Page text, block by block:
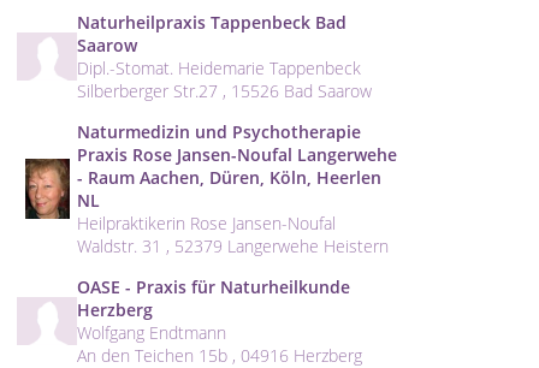
Naturheilpraxis Tappenbeck Bad
Saarow
Dipl.-Stomat. Heidemarie Tappenbeck
Silberberger Str.27 , 15526 Bad Saarow
Naturmedizin und Psychotherapie
Praxis Rose Jansen-Noufal Langerwehe
- Raum Aachen, Düren, Köln, Heerlen
NL
Heilpraktikerin Rose Jansen-Noufal
Waldstr. 31 , 52379 Langerwehe Heistern
OASE - Praxis für Naturheilkunde
Herzberg
Wolfgang Endtmann
An den Teichen 15b , 04916 Herzberg